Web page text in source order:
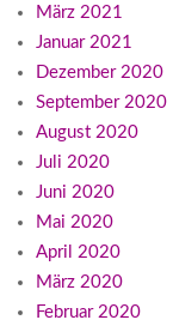
März 2021
Januar 2021
Dezember 2020
September 2020
August 2020
Juli 2020
Juni 2020
Mai 2020
April 2020
März 2020
Februar 2020